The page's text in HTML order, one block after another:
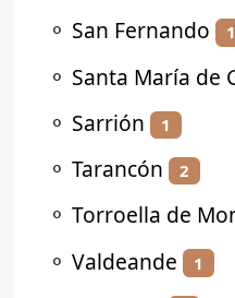
⚬ San Fernando
⚬ Santa María de
⚬ Sarrión 1
⚬ Tarancón 2
⚬ Torroella de
⚬ Valdeande 1